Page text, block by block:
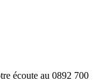
écoute au 0892 700